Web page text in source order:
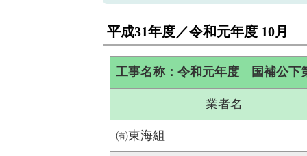
平成31年度／令和元年度 10月
工事名称：令和元年度 国補公
業者名
㈲東海組